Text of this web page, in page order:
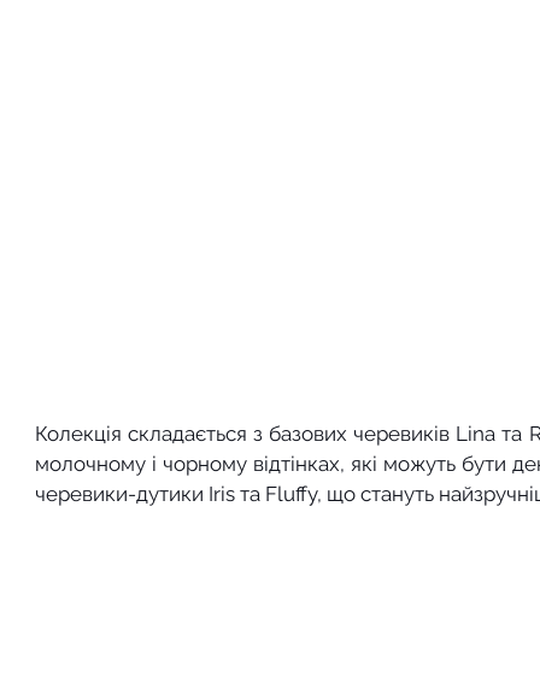
Колекція складається з базових черевиків Lina та
молочному і чорному відтінках, які можуть бути
черевики-дутики Iris та Fluffy, що стануть